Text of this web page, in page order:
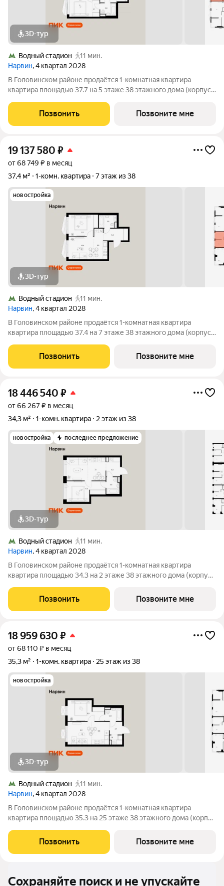
3D-тур
Водный стадион
11 мин.
Нарвин, 4 квартал 2028
В Головинском районе продаётся 1-комнатная квартира
квартира площадью 37.7 на 5 этаже 38 этажного дома (корпус
10 минут пешком до станции метро «Водный стадион» и 20
минут до МЦК «Коптево».
Позвонить Позвоните мне
19 137 580 ₽
от 68 749 ₽ в месяц
37,4 м²
1-комн. квартира 7 этаж из 38
новостройка
3D-тур
Водный стадион
11 мин.
Нарвин, 4 квартал 2028
В Головинском районе продаётся 1-комнатная квартира
квартира площадью 37.4 на 7 этаже 38 этажного дома (корпус
10 минут пешком до станции метро «Водный стадион» и 20
минут до МЦК «Коптево».
Позвонить Позвоните мне
18 446 540 ₽
от 66 267 ₽ в месяц
34,3 м²
1-комн. квартира 2 этаж из 38
новостройка последнее предложение
3D-тур
Водный стадион
11 мин.
Нарвин, 4 квартал 2028
В Головинском районе продаётся 1-комнатная квартира
квартира площадью 34.3 на 2 этаже 38 этажного дома (корпус
10 минут пешком до станции метро «Водный стадион» и 20
минут до МЦК «Коптево».
Позвонить Позвоните мне
18 959 630 ₽
от 68 110 ₽ в месяц
35,3 м²
1-комн. квартира 25 этаж из 38
новостройка
3D-тур
Водный стадион
11 мин.
Нарвин, 4 квартал 2028
В Головинском районе продаётся 1-комнатная квартира
квартира площадью 35.3 на 25 этаже 38 этажного дома (корпус
10 минут пешком до станции метро «Водный стадион» и 20
минут до МЦК «Коптево».
Позвонить Позвоните мне
Сохраняйте поиск и не упускайте